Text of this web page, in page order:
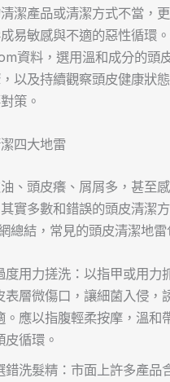
潔產品或清潔方式不當，
易敏感與不適的惡性循環
資料，選用溫和成分的頭
以及持續觀察頭皮健康狀
策。
四大地雷
、頭皮癢、屑屑多，甚至
實多數和錯誤的頭皮清潔
總結，常見的頭皮清潔地雷
度用力搓洗：以指甲或用力
表層微傷口，讓細菌入侵，
。應以指腹輕柔按摩，溫和
皮循環。
錯洗髮精：市面上許多產品